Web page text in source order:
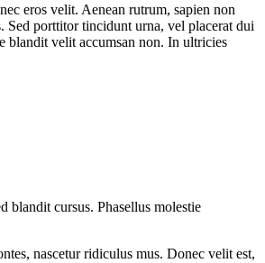
eros velit. Aenean rutrum, sapien non
Sed porttitor tincidunt urna, vel placerat dui
blandit velit accumsan non. In ultricies
blandit cursus. Phasellus molestie
nascetur ridiculus mus. Donec velit est,